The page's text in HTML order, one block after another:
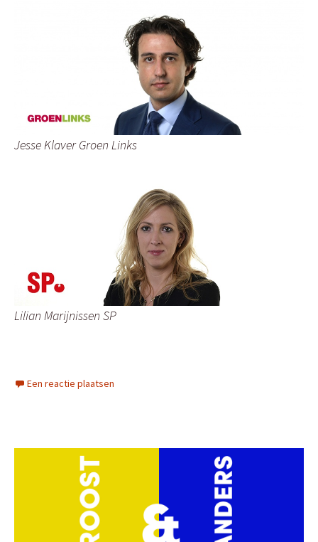
Jesse Klaver Groen Links
Lilian Marijnissen SP
Een reactie plaatsen